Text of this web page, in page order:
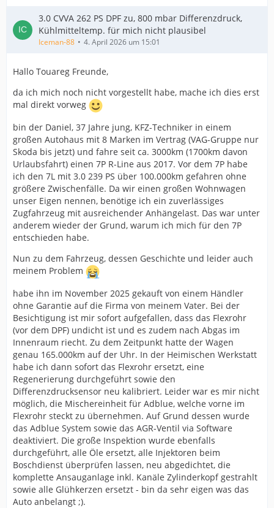
3.0 CVVA 262 PS DPF zu, 800 mbar Differenzdruck,
Kühlmitteltemp. für mich nicht plausibel
Iceman-88 4. April 2026 um 15:01
Hallo Touareg Freunde,
da ich mich noch nicht vorgestellt habe, mache ich dies erst
mal direkt vorweg
bin der Daniel, 37 Jahre jung, KFZ-Techniker in einem
großen Autohaus mit 8 Marken im Vertrag (VAG-Gruppe nur
Skoda bis jetzt) und fahre seit ca. 3000km (1700km davon
Urlaubsfahrt) einen 7P R-Line aus 2017. Vor dem 7P habe
ich den 7L mit 3.0 239 PS über 100.000km gefahren ohne
größere Zwischenfälle. Da wir einen großen Wohnwagen
unser Eigen nennen, benötige ich ein zuverlässiges
Zugfahrzeug mit ausreichender Anhängelast. Das war unter
anderem wieder der Grund, warum ich mich für den 7P
entschieden habe.
Nun zu dem Fahrzeug, dessen Geschichte und leider auch
meinem Problem
habe ihn im November 2025 gekauft von einem Händler
ohne Garantie auf die Firma von meinem Vater. Bei der
Besichtigung ist mir sofort aufgefallen, dass das Flexrohr
(vor dem DPF) undicht ist und es zudem nach Abgas im
Innenraum riecht. Zu dem Zeitpunkt hatte der Wagen
genau 165.000km auf der Uhr. In der Heimischen Werkstatt
habe ich dann sofort das Flexrohr ersetzt, eine
Regenerierung durchgeführt sowie den
Differenzdrucksensor neu kalibriert. Leider war es mir nicht
möglich, die Mischereinheit für Adblue, welche vorne im
Flexrohr steckt zu übernehmen. Auf Grund dessen wurde
das Adblue System sowie das AGR-Ventil via Software
deaktiviert. Die große Inspektion wurde ebenfalls
durchgeführt, alle Öle ersetzt, alle Injektoren beim
Boschdienst überprüfen lassen, neu abgedichtet, die
komplette Ansauganlage inkl. Kanäle Zylinderkopf gestrahlt
sowie alle Glühkerzen ersetzt - bin da sehr eigen was das
Auto anbelangt ;).